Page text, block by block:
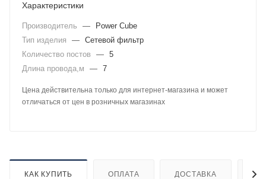
Характеристики
Производитель —
Power Cube
Тип изделия
— Сетевой фильтр
Количество постов
— 5
Длина провода,м
— 7
Цена действительна только для интернет-магазина и может
отличаться от цен в розничных магазинах
КАК КУПИТЬ ОПЛАТА ДОСТАВКА